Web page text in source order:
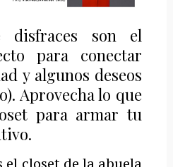
disfraces son el
para conectar
y algunos deseos
Aprovecha lo que
para armar tu